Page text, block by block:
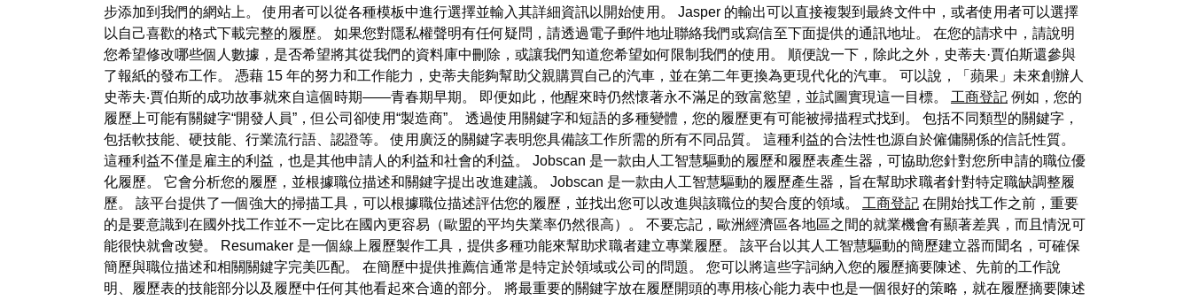
步添加到我們的網站上。 使用者可以從各種模板中進行選擇並輸入其詳細資訊以開始使用。 Jasper 的輸出可以直接複製到最終文件中，或者使用者可以選擇
以自己喜歡的格式下載完整的履歷。 如果您對隱私權聲明有任何疑問，請透過電子郵件地址聯絡我們或寫信至下面提供的通訊地址。 在您的請求中，請說明
您希望修改哪些個人數據，是否希望將其從我們的資料庫中刪除，或讓我們知道您希望如何限制我們的使用。 順便說一下，除此之外，史蒂夫·賈伯斯還參與
了報紙的發布工作。 憑藉 15 年的努力和工作能力，史蒂夫能夠幫助父親購買自己的汽車，並在第二年更換為更現代化的汽車。 可以說，「蘋果」未來創辦人
史蒂夫‧賈伯斯的成功故事就來自這個時期——青春期早期。 即便如此，他醒來時仍然懷著永不滿足的致富慾望，並試圖實現這一目標。 工商登記 例如，您的
履歷上可能有關鍵字“開發人員”，但公司卻使用“製造商”。 透過使用關鍵字和短語的多種變體，您的履歷更有可能被掃描程式找到。 包括不同類型的關鍵字，
包括軟技能、硬技能、行業流行語、認證等。 使用廣泛的關鍵字表明您具備該工作所需的所有不同品質。 這種利益的合法性也源自於僱傭關係的信託性質。
這種利益不僅是雇主的利益，也是其他申請人的利益和社會的利益。 Jobscan 是一款由人工智慧驅動的履歷和履歷表產生器，可協助您針對您所申請的職位優
化履歷。 它會分析您的履歷，並根據職位描述和關鍵字提出改進建議。 Jobscan 是一款由人工智慧驅動的履歷產生器，旨在幫助求職者針對特定職缺調整履
歷。 該平台提供了一個強大的掃描工具，可以根據職位描述評估您的履歷，並找出您可以改進與該職位的契合度的領域。 工商登記 在開始找工作之前，重要
的是要意識到在國外找工作並不一定比在國內更容易（歐盟的平均失業率仍然很高）。 不要忘記，歐洲經濟區各地區之間的就業機會有顯著差異，而且情況可
能很快就會改變。 Resumaker 是一個線上履歷製作工具，提供多種功能來幫助求職者建立專業履歷。 該平台以其人工智慧驅動的簡歷建立器而聞名，可確保
簡歷與職位描述和相關關鍵字完美匹配。 在簡歷中提供推薦信通常是特定於領域或公司的問題。 您可以將這些字詞納入您的履歷摘要陳述、先前的工作說
明、履歷表的技能部分以及履歷中任何其他看起來合適的部分。 將最重要的關鍵字放在履歷開頭的專用核心能力表中也是一個很好的策略，就在履歷摘要陳述